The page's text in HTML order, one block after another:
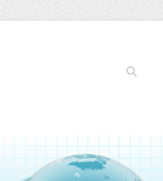
Search